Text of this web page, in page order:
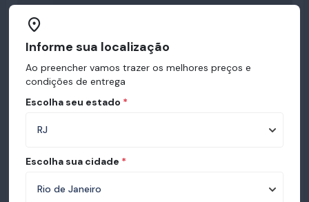
Informe sua localização
Ao preencher vamos trazer os melhores preços e
condições de entrega
Escolha seu estado *
Escolha sua cidade *